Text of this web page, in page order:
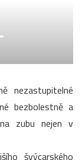
nezastupitelné
bezbolestně a
zubu nejen v
švýcarského